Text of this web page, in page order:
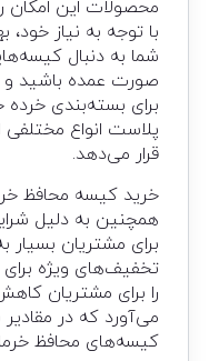
محصولات این امکان
با توجه به نیاز خود،
شما به دنبال
صورت عمده باشید و
برای بسته‌بندی خرده
پلاست انواع مختلفی
قرار می‌دهد.
خرید کیسه محافظ
همچنین به دلیل
برای مشتریان بسیار
تخفیف‌های ویژه
را برای مشتریان
می‌آورد که در مقادیر
کیسه‌های محافظ خرما